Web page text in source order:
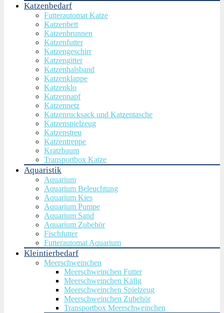
Katzenbedarf
Futterautomat Katze
Katzenbett
Katzenbrunnen
Katzenfutter
Katzengeschirr
Katzengitter
Katzenhalsband
Katzenklappe
Katzenklo
Katzennapf
Katzennetz
Katzenrucksack und Katzentasche
Katzenspielzeug
Katzenstreu
Katzentreppe
Kratzbaum
Transportbox Katze
Aquaristik
Aquarium
Aquarium Beleuchtung
Aquarium Kies
Aquarium Pumpe
Aquarium Sand
Aquarium Zubehör
Fischfutter
Futterautomat Aquarium
Kleintierbedarf
Meerschweinchen
Meerschweinchen Futter
Meerschweinchen Käfig
Meerschweinchen Spielzeug
Meerschweinchen Zubehör
Transportbox Meerschweinchen